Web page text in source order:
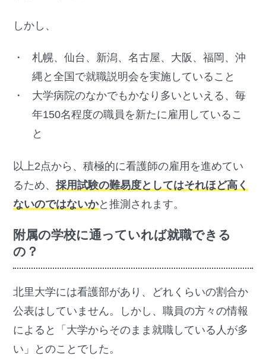
しかし、
札幌、仙台、新潟、名古屋、大阪、福岡、沖
縄と全国で就職説明会を実施していること
大学病院のなかでもかなり多いといえる、毎
年150名程度の職員を新たに雇用しているこ
と
以上2点から、積極的に看護師の雇用を進めてい
るため、採用試験の難易度としてはそれほど高く
ないのではないかと推測されます。
附属の学校に通っていれば就職できる
の？
北里大学には看護部があり、どれくらいの割合か
公表はしていません。しかし、職員の方々の情報
によると「大学からそのまま就職している人が多
い」とのことでした。